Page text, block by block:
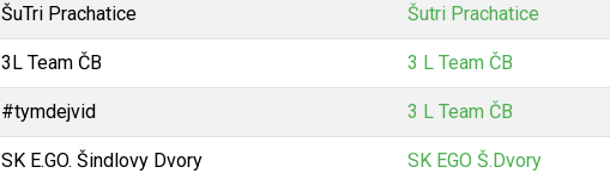
ŠuTri Prachatice Šutri Prachatice
3L Team ČB 3 L Team ČB
#tymdejvid 3 L Team ČB
SK E.GO. Šindlovy Dvory SK EGO Š.Dvory